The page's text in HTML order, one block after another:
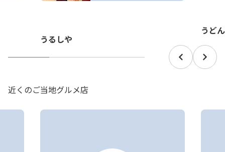
うるしや
うど
近くのご当地グルメ店